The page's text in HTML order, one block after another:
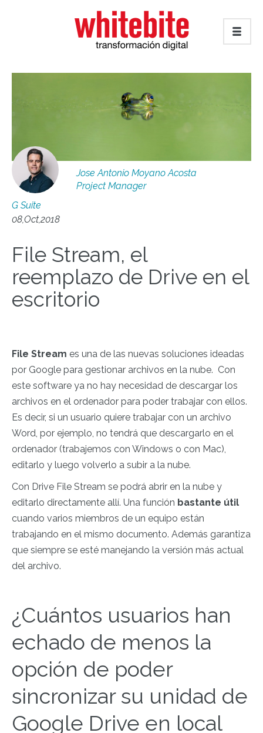
Jose Antonio Moyano Acosta
Project Manager
G Suite
08,Oct,2018
File Stream, el
reemplazo de Drive en el
escritorio
File Stream es una de las nuevas soluciones ideadas
por Google para gestionar archivos en la nube. Con
este software ya no hay necesidad de descargar los
archivos en el ordenador para poder trabajar con ellos.
Es decir, si un usuario quiere trabajar con un archivo
Word, por ejemplo, no tendrá que descargarlo en el
ordenador (trabajemos con Windows o con Mac),
editarlo y luego volverlo a subir a la nube.
Con Drive File Stream se podrá abrir en la nube y
editarlo directamente allí. Una función bastante útil
cuando varios miembros de un equipo están
trabajando en el mismo documento. Además garantiza
que siempre se esté manejando la versión más actual
del archivo.
¿Cuántos usuarios han
echado de menos la
opción de poder
sincronizar su unidad de
Google Drive en local